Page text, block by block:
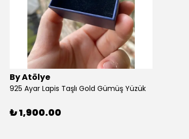
By Atölye
925 Ayar Lapis Taşlı Gold Gümüş Yüzük
₺ 1,900.00